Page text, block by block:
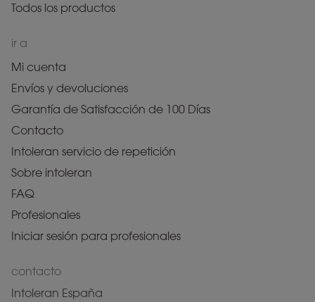
Todos los productos
ir a
Mi cuenta
Envíos y devoluciones
Garantía de Satisfacción de 100 Días
Contacto
Intoleran servicio de repetición
Sobre intoleran
FAQ
Profesionales
Iniciar sesión para profesionales
contacto
Intoleran España